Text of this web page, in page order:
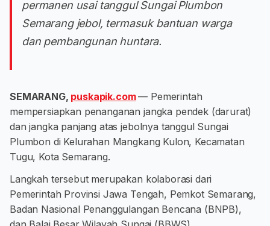
permanen usai tanggul Sungai Plumbon
Semarang jebol, termasuk bantuan warga
dan pembangunan huntara.
SEMARANG, puskapik.com— Pemerintah
mempersiapkan penanganan jangka pendek (darurat)
dan jangka panjang atas jebolnya tanggul Sungai
Plumbon di Kelurahan Mangkang Kulon, Kecamatan
Tugu, Kota Semarang.
Langkah tersebut merupakan kolaborasi dari
Pemerintah Provinsi Jawa Tengah, Pemkot Semarang,
Badan Nasional Penanggulangan Bencana (BNPB),